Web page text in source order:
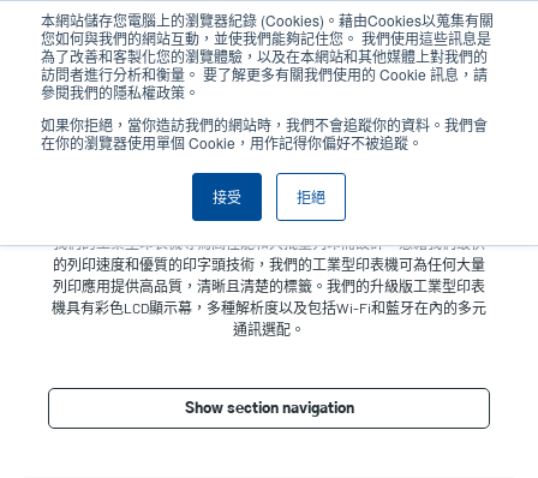
本網站儲存您電腦上的瀏覽器紀錄 (Cookies)。藉由Cookies以蒐集有關
您如何與我們的網站互動，並使我們能夠記住您。 我們使用這些訊息是
為了改善和客製化您的瀏覽體驗，以及在本網站和其他媒體上對我們的
訪問者進行分析和衡量。 要了解更多有關我們使用的 Cookie 訊息，請
參閱我們的隱私權政策。
如果你拒絕，當你造訪我們的網站時，我們不會追蹤你的資料。我們會
在你的瀏覽器使用單個 Cookie，用作記得你偏好不被追蹤。
接受 拒絕
User
menu
User
Header
工業型印表機
我們的工業型印表機專為高性能和大批量列印而設計。憑藉我們最快
的列印速度和優質的印字頭技術，我們的工業型印表機可為任何大量
列印應用提供高品質，清晰且清楚的標籤。我們的升級版工業型印表
機具有彩色LCD顯示幕，多種解析度以及包括Wi-Fi和藍牙在內的多元
通訊選配。
Show section navigation